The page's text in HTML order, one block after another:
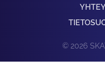
© 2026